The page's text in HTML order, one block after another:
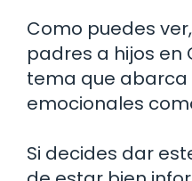
Como puedes
padres a hijos en
tema que
emocionales
Si decides dar